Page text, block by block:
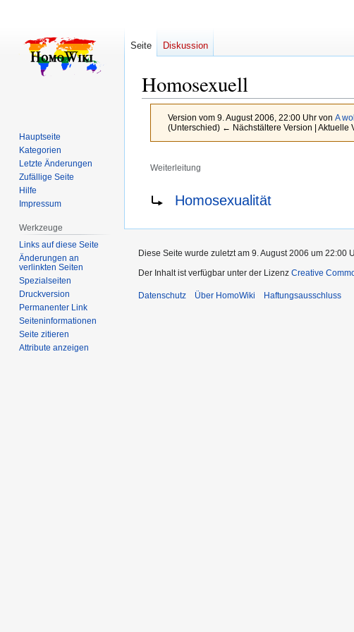
Homosexuell
Version vom 9. August 2006, 22:00 Uhr von A
(Unterschied) ← Nächstältere Version |
Weiterleitung
Navigation
Suche
Homosexualität
Seite Diskussion
Hauptseite
Kategorien
Letzte Änderungen
Zufällige Seite
Hilfe
Impressum
Werkzeuge
Links auf diese Seite
Änderungen an
verlinkten Seiten
Spezialseiten
Druckversion
Permanenter Link
Seiten­­informationen
Seite zitieren
Attribute anzeigen
Diese Seite wurde zuletzt am 9. August 2006 um 22:00
Der Inhalt ist verfügbar unter der Lizenz Creative
Datenschutz Über HomoWiki Haftungsausschluss